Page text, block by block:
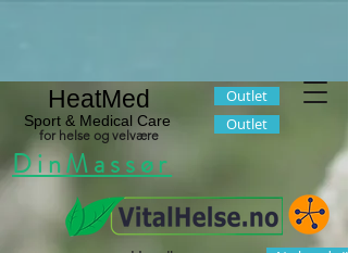
HeatMed
Sport & Medical Care
for helse og velvære
Outlet
Outlet
DinMassør